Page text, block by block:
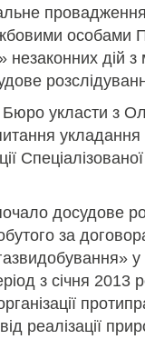
особами
незаконних дій
укласти з
досудове
за
з січня 2013
реалізації